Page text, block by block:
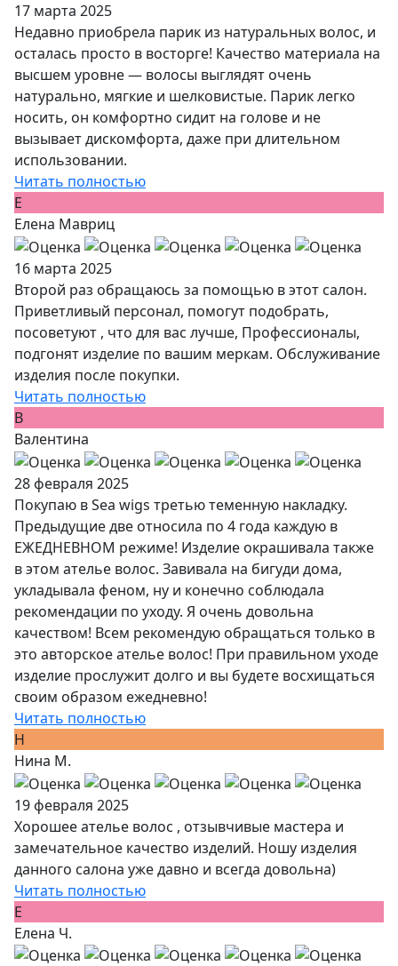
17 марта 2025
Недавно приобрела парик из натуральных волос, и
осталась просто в восторге! Качество материала на
высшем уровне — волосы выглядят очень
натурально, мягкие и шелковистые. Парик легко
носить, он комфортно сидит на голове и не
вызывает дискомфорта, даже при длительном
использовании.
Читать полностью
Е
Елена Мавриц
16 марта 2025
Второй раз обращаюсь за помощью в этот салон.
Приветливый персонал, помогут подобрать,
посоветуют , что для вас лучше, Профессионалы,
подгонят изделие по вашим меркам. Обслуживание
изделия после покупки.
Читать полностью
В
Валентина
28 февраля 2025
Покупаю в Sea wigs третью теменную накладку.
Предыдущие две относила по 4 года каждую в
ЕЖЕДНЕВНОМ режиме! Изделие окрашивала также
в этом ателье волос. Завивала на бигуди дома,
укладывала феном, ну и конечно соблюдала
рекомендации по уходу. Я очень довольна
качеством! Всем рекомендую обращаться только в
это авторское ателье волос! При правильном уходе
изделие прослужит долго и вы будете восхищаться
своим образом ежедневно!
Читать полностью
Н
Нина М.
19 февраля 2025
Хорошее ателье волос , отзывчивые мастера и
замечательное качество изделий. Ношу изделия
данного салона уже давно и всегда довольна)
Читать полностью
Е
Елена Ч.